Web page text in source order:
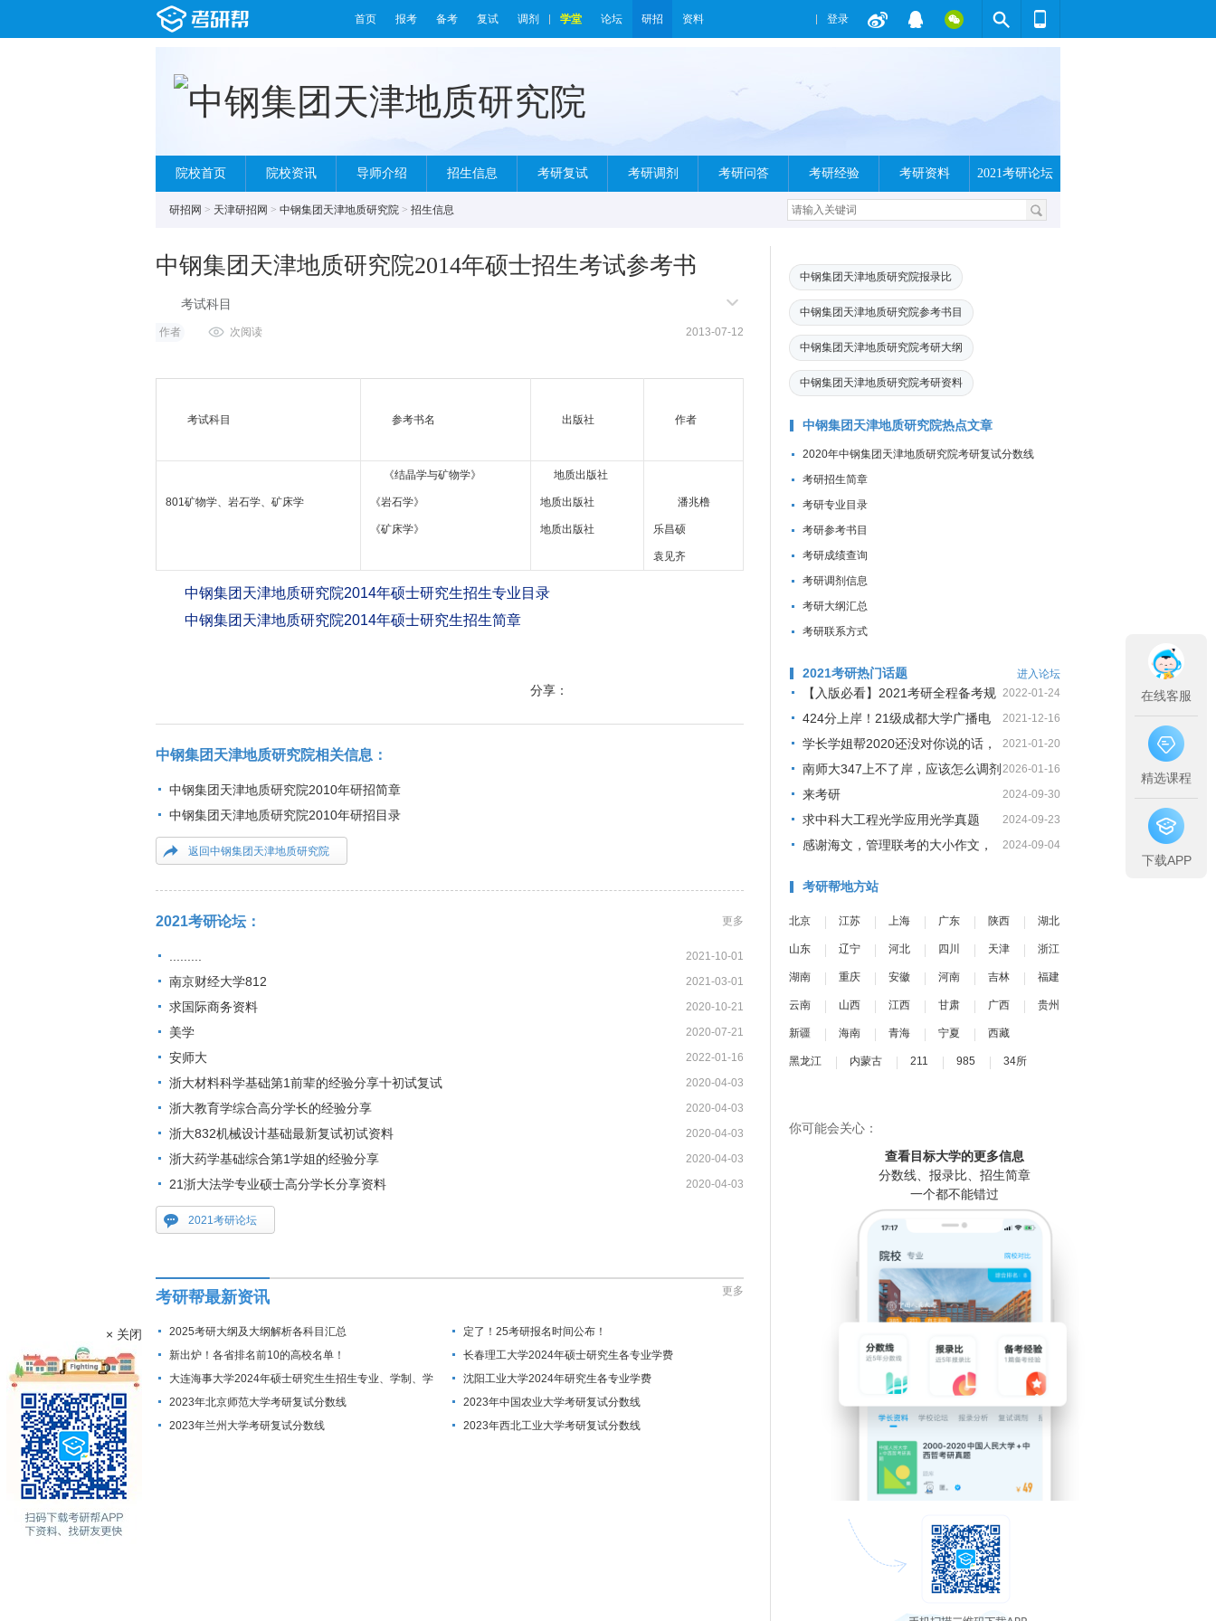
首页 报考 备考 复试 调剂 学堂 论坛 研招 资料 登录
院校首页 院校资讯 导师介绍 招生信息 考研复试 考研调剂 考研问答 考研经验 考研资料 2021考研论坛
研招网 > 天津研招网 > 中钢集团天津地质研究院 > 招生信息
中钢集团天津地质研究院2014年硕士招生考试参考书
考试科目
作者 次阅读 2013-07-12
考试科目 参考书名 出版社 作者
801矿物学、岩石学、矿床学
《结晶学与矿物学》
《岩石学》
《矿床学》
地质出版社
地质出版社
地质出版社
潘兆橹
乐昌硕
袁见齐
中钢集团天津地质研究院2014年硕士研究生招生专业目录
中钢集团天津地质研究院2014年硕士研究生招生简章
分享：
中钢集团天津地质研究院相关信息：
中钢集团天津地质研究院2010年研招简章
中钢集团天津地质研究院2010年研招目录
返回中钢集团天津地质研究院
2021考研论坛： 更多
2021-10-01
2021-03-01
南京财经大学812
2020-10-21
求国际商务资料
2020-07-21
美学
2022-01-16
安师大
2020-04-03
浙大材料科学基础第1前辈的经验分享十初试复试
2020-04-03
浙大教育学综合高分学长的经验分享
2020-04-03
浙大832机械设计基础最新复试初试资料
2020-04-03
浙大药学基础综合第1学姐的经验分享
2020-04-03
21浙大法学专业硕士高分学长分享资料
2021考研论坛
考研帮最新资讯 更多
2025考研大纲及大纲解析各科目汇总
定了！25考研报名时间公布！
新出炉！各省排名前10的高校名单！
长春理工大学2024年硕士研究生各专业学费
大连海事大学2024年硕士研究生生招生专业、学制、学
费标准及拟招生人数
沈阳工业大学2024年研究生各专业学费
2023年北京师范大学考研复试分数线
2023年中国农业大学考研复试分数线
2023年兰州大学考研复试分数线
2023年西北工业大学考研复试分数线
中钢集团天津地质研究院报录比
中钢集团天津地质研究院参考书目
中钢集团天津地质研究院考研大纲
中钢集团天津地质研究院考研资料
中钢集团天津地质研究院热点文章
2020年中钢集团天津地质研究院考研复试分数线
考研招生简章
考研专业目录
考研参考书目
考研成绩查询
考研调剂信息
考研大纲汇总
考研联系方式
2021考研热门话题
进入论坛
2022-01-24
【入版必看】2021考研全程备考规
划！
2021-12-16
424分上岸！21级成都大学广播电
视第1名三跨二战上岸经
2021-01-20
学长学姐帮2020还没对你说的话，
今天这就告诉你
2026-01-16
南师大347上不了岸，应该怎么调剂
2024-09-30
来考研
2024-09-23
求中科大工程光学应用光学真题
2024-09-04
感谢海文，管理联考的大小作文，
考研帮地方站
北京 江苏 上海 广东 陕西 湖北
山东 辽宁 河北 四川 天津 浙江
湖南 重庆 安徽 河南 吉林 福建
云南 山西 江西 甘肃 广西 贵州
新疆 海南 青海 宁夏 西藏
黑龙江 内蒙古 211 985 34所
你可能会关心：
查看目标大学的更多信息
分数线、报录比、招生简章
一个都不能错过
× 关闭
在线客服
精选课程
下载APP